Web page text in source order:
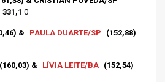
0
& PAULA DUARTE/SP
(152,88)
& LÍVIA LEITE/BA
(152,54)